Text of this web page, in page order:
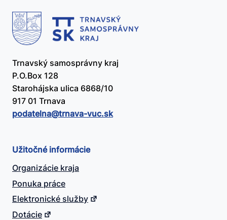
Trnavský samosprávny kraj
P.O.Box 128
Starohájska ulica 6868/10
917 01 Trnava
podatelna@​trnava-vuc.sk
Užitočné informácie
Organizácie kraja
Ponuka práce
Elektronické služby
Dotácie